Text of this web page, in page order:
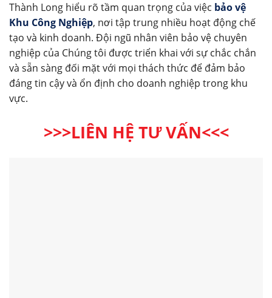
Thành Long hiểu rõ tầm quan trọng của việc bảo vệ
Khu Công Nghiệp, nơi tập trung nhiều hoạt động chế
tạo và kinh doanh. Đội ngũ nhân viên bảo vệ chuyên
nghiệp của Chúng tôi được triển khai với sự chắc chắn
và sẵn sàng đối mặt với mọi thách thức để đảm bảo
đáng tin cậy và ổn định cho doanh nghiệp trong khu
vực.
>>>LIÊN HỆ TƯ VẤN<<<